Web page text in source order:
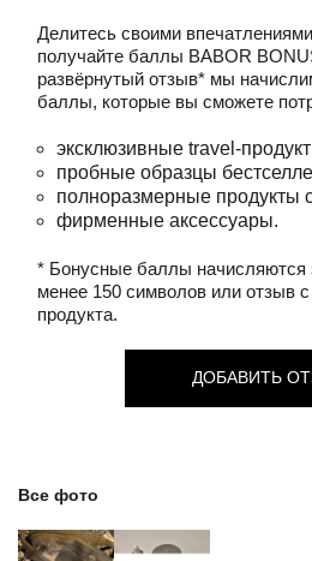
Делитесь своими
получайте баллы BABOR
развёрнутый отзыв* мы
баллы, которые вы сможете
эксклюзивные travel-
пробные образцы
полноразмерные продукты
фирменные аксессуары.
* Бонусные баллы начисляются
менее 150 символов или отзыв
продукта.
ДОБАВИТЬ
Все фото